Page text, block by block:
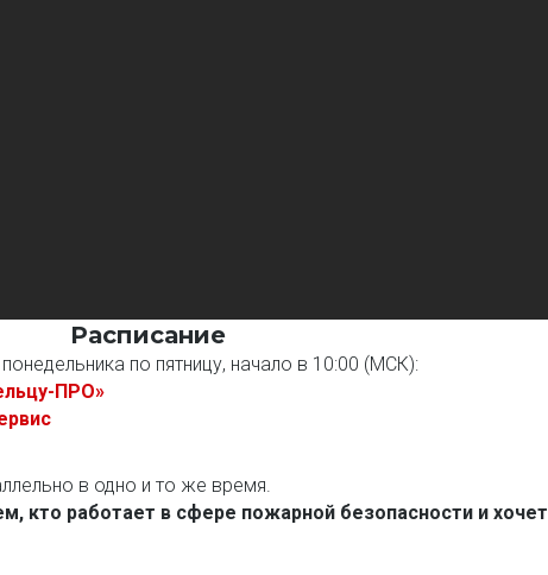
Расписание
по пятницу, начало в 10:00 (МСК):
ПРО»
в одно и то же время.
кто работает в сфере пожарной безопасности и